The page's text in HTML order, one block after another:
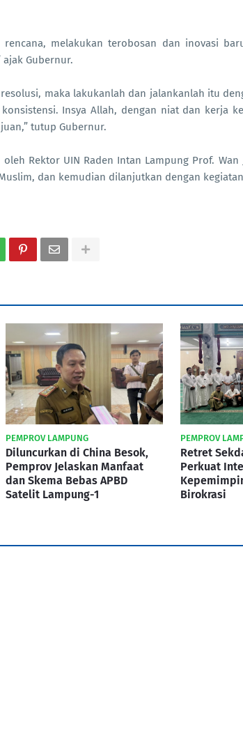
melakukan terobosan dan inovasi
ajak Gubernur.
maka lakukanlah dan jalankanlah itu
Insya Allah, dengan niat dan kerja
tutup Gubernur.
Rektor UIN Raden Intan Lampung Prof.
dan kemudian dilanjutkan dengan
PEMPROV LAMPUNG
Diluncurkan di China Besok,
Pemprov Jelaskan Manfaat
dan Skema Bebas APBD
Satelit Lampung-1
PEMPROV
Retret
Perkuat
Birokrasi